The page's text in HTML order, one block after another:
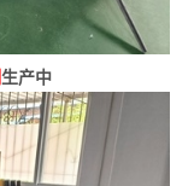
生产中